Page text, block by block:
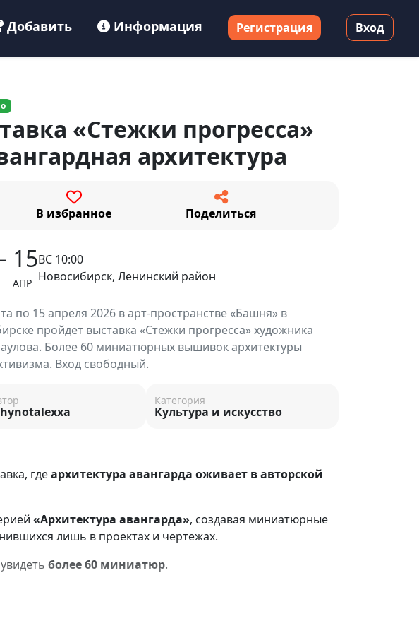
Добавить Информация Регистрация Вход
«Стежки прогресса»
архитектура
В избранное Поделиться
15
АПР
ВС 10:00
Новосибирск, Ленинский район
по 15 апреля 2026 в арт-пространстве «Башня» в
пройдет выставка «Стежки прогресса» художника
Более 60 миниатюрных вышивок архитектуры
Вход свободный.
Категория
Культура и искусство
гдеархитектура авангарда оживает в авторской
«Архитектура авангарда», создавая миниатюрные
лишь в проектах и чертежах.
более 60 миниатюр.